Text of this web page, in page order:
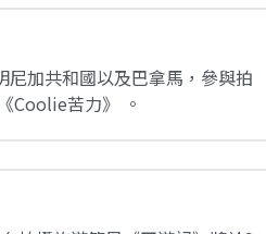
Coolie苦力》 。